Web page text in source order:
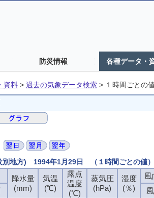
防災情報 各種データ・
資料 > 過去の気象データ検索 > １時間ごとの
別地方) 1994年1月29日 （１時間ごとの値）
降水量
(mm)
気温
(℃)
露点
温度
(℃)
蒸気圧
(hPa)
湿度
(％)